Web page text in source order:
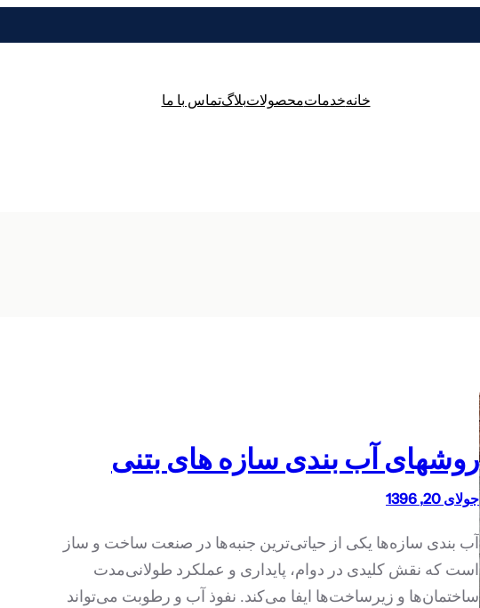
خانهخدماتمحصولاتبلاگتماس با ما
روشهای آب بندی سازه های بتنی
جولای 20, 1396
آب بندی سازه‌ها یکی از حیاتی‌ترین جنبه‌ها در صنعت ساخت و ساز
است که نقش کلیدی در دوام، پایداری و عملکرد طولانی‌مدت
ساختمان‌ها و زیرساخت‌ها ایفا می‌کند. نفوذ آب و رطوبت می‌تواند